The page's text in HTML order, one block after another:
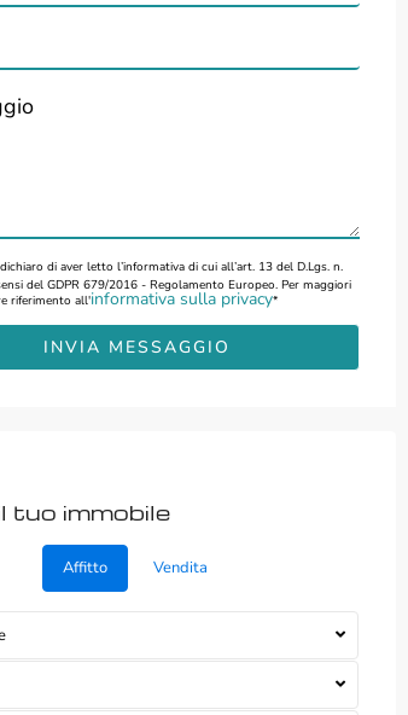
di aver letto l’informativa di cui all’art. 13 del D.Lgs. n.
del GDPR 679/2016 - Regolamento Europeo. Per maggiori
riferimento all'informativa sulla privacy*
tuo immobile
Affitto Vendita